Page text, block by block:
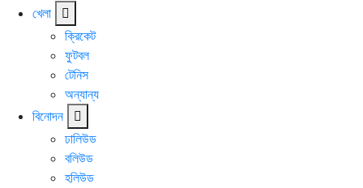
খেলা
ক্রিকেট
ফুটবল
টেনিস
অন্যান্য
বিনোদন
ঢালিউড
বলিউড
হলিউড